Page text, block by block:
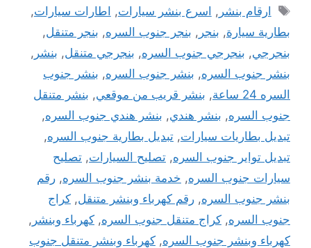
الوسوم
ارقام بنشر , اسرع بنشر سيارات, اطارات سيارات,
بطارية سيارة, بنجر , بنجر جنوب السره, بنجر متنقل,
بنجرجي, بنجرجي جنوب السره, بنجرجي متنقل, بنشر ,
بنشر جنوب السره, بنشر جنوب السره, بنشر جنوب
السره 24 ساعة
, بنشر قريب من موقعي, بنشر متنقل
جنوب السره, بنشر هندي, بنشر هندي جنوب السره,
تبديل بطاريات سيارات, تبديل بطارية جنوب السره,
تبديل تواير جنوب السره, تصليح السيارات, تصليح
سيارات جنوب السره, خدمة بنشر جنوب السره, رقم
بنشر جنوب السره, رقم كهرباء وبنشر متنقل, كراج
جنوب السره, كراج متنقل جنوب السره, كهرباء وبنشر ,
كهرباء وبنشر جنوب السره, كهرباء وبنشر متنقل جنوب